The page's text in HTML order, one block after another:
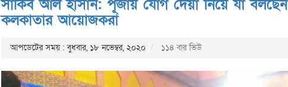
সাকিব আল হাসান: পূজায় যোগ দেয়া নিয়ে যা বলছেন
কলকাতার আয়োজকরা
আপডেটের সময় : বুধবার, ১৮ নভেম্বর, ২০২০ ১১৪ বার ভিউ